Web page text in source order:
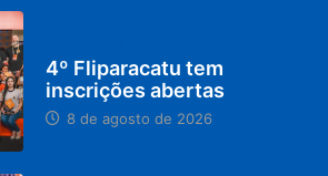
4º Fliparacatu tem
inscrições abertas
8 de agosto de 2026